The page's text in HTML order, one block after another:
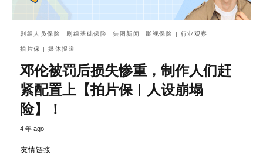
剧组人员保险 剧组基础保险 头图新闻 影视保险 | 行业观察
拍片保 | 媒体报道
邓伦被罚后损失惨重，制作人们赶
紧配置上【拍片保︱人设崩塌
险】！
4 年 ago
友情链接